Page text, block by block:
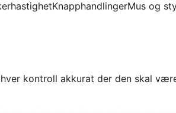
KnapphandlingerMus og
kontroll akkurat der den skal